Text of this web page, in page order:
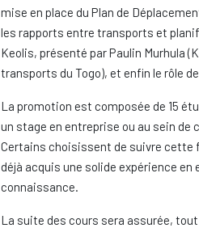
mise en place du Plan de
les rapports entre transports et
Keolis, présenté par Paulin Murhula
transports du Togo), et enfin le rôle
La promotion est composée de 15
un stage en entreprise ou au sein
Certains choisissent de suivre cette
déjà acquis une solide expérience
connaissance.
La suite des cours sera assurée,